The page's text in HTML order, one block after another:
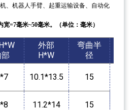
、机器人手臂、起重运输设备、自动化
宽=7毫米~50毫米。（单位：毫米）
外部
H*W
弯曲半
径
10.1*13.5 15
11.2*14 15